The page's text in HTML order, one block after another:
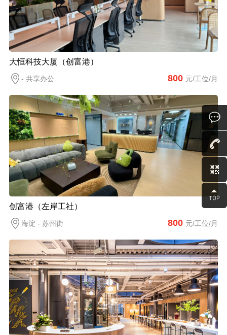
大恒科技大厦（创富港）
- 共享办公 800 元/工位/月
创富港（左岸工社）
海淀 - 苏州街 800 元/工位/月